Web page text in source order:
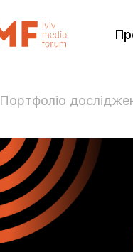
Портфоліо